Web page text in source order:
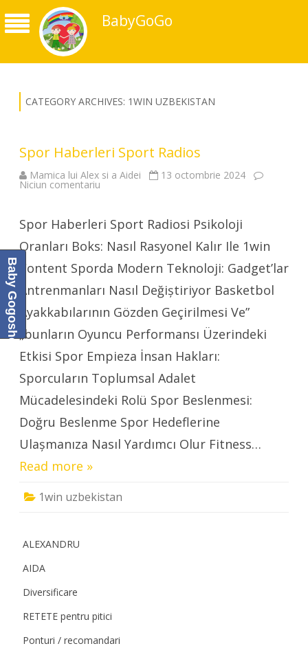
BabyGoGo
CATEGORY ARCHIVES: 1WIN UZBEKISTAN
Spor Haberleri Sport Radios
Mamica lui Alex si a Aidei 13 octombrie 2024
Niciun comentariu
Radios
Spor Haberleri Sport Radiosi Psikoloji
Oranları Boks: Nasıl Rasyonel Kalır Ile 1win
Content Sporda Modern Teknoloji: Gadget’lar
Antrenmanları Nasıl Değiştiriyor Basketbol
Ayakkabılarının Gözden Geçirilmesi Ve”
„bunların Oyuncu Performansı Üzerindeki
Etkisi Spor Empieza İnsan Hakları:
Sporcuların Toplumsal Adalet
Mücadelesindeki Rolü Spor Beslenmesi:
Doğru Beslenme Spor Hedeflerine
Ulaşmanıza Nasıl Yardımcı Olur Fitness…
Read more »
1win uzbekistan
ALEXANDRU
AIDA
Diversificare
RETETE pentru pitici
Ponturi / recomandari
Baby Gogoshel Blog